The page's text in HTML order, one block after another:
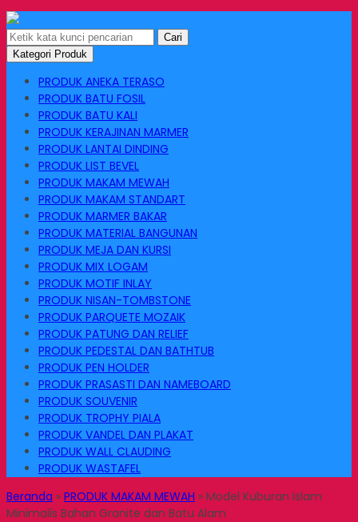
Cari
Kategori Produk
PRODUK ANEKA TERASO
PRODUK BATU FOSIL
PRODUK BATU KALI
PRODUK KERAJINAN MARMER
PRODUK LANTAI DINDING
PRODUK LIST BEVEL
PRODUK MAKAM MEWAH
PRODUK MAKAM STANDART
PRODUK MARMER BAKAR
PRODUK MATERIAL BANGUNAN
PRODUK MEJA DAN KURSI
PRODUK MIX LOGAM
PRODUK MOTIF INLAY
PRODUK NISAN-TOMBSTONE
PRODUK PARQUETE MOZAIK
PRODUK PATUNG DAN RELIEF
PRODUK PEDESTAL DAN BATHTUB
PRODUK PEN HOLDER
PRODUK PRASASTI DAN NAMEBOARD
PRODUK SOUVENIR
PRODUK TROPHY PIALA
PRODUK VANDEL DAN PLAKAT
PRODUK WALL CLAUDING
PRODUK WASTAFEL
Beranda » PRODUK MAKAM MEWAH » Model Kuburan Islam
Minimalis Bahan Granite dan Batu Alam